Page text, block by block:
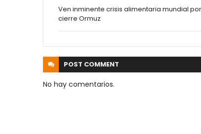
Ven inminente crisis alimentaria mundial
cierre Ormuz
POST COMMENT
No hay comentarios.